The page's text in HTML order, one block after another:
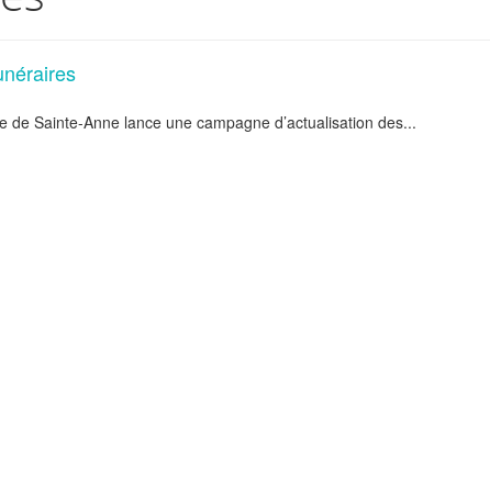
de Sainte-Anne lance une campagne d’actualisation des...